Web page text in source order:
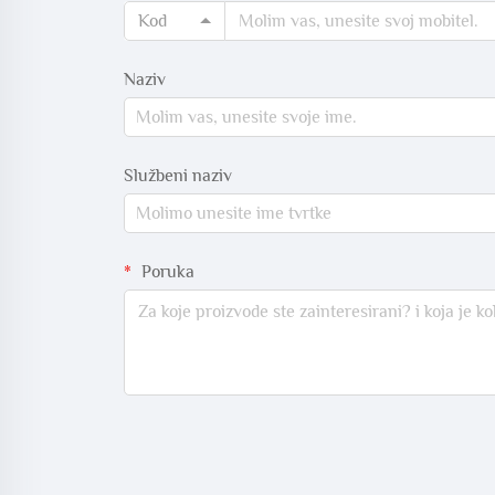
Kod
Naziv
Službeni naziv
Poruka